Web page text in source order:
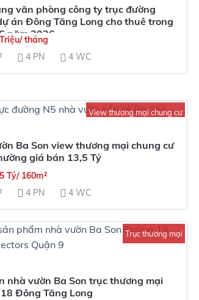
văn phòng công ty trục đường
án Đông Tăng Long cho thuê trong
năm 2026
tháng
4 PN 4 WC
View thương mại chung cư
Ba Son view thương mại chung cư
giá bán 13,5 Tỷ
Tỷ/ 160m²
4 PN 4 WC
Trục thương mại
nhà vườn Ba Son trục thương mại
Đông Tăng Long